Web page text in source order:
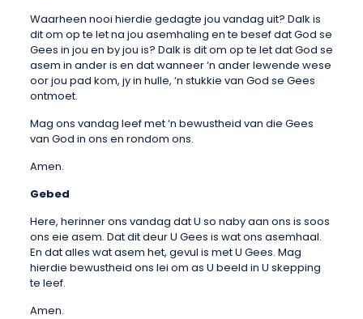
Waarheen nooi hierdie gedagte jou vandag uit? Dalk is
dit om op te let na jou asemhaling en te besef dat God se
Gees in jou en by jou is? Dalk is dit om op te let dat God se
asem in ander is en dat wanneer ‘n ander lewende wese
oor jou pad kom, jy in hulle, ‘n stukkie van God se Gees
ontmoet.
Mag ons vandag leef met ‘n bewustheid van die Gees
van God in ons en rondom ons.
Amen.
Gebed
Here, herinner ons vandag dat U so naby aan ons is soos
ons eie asem. Dat dit deur U Gees is wat ons asemhaal.
En dat alles wat asem het, gevul is met U Gees. Mag
hierdie bewustheid ons lei om as U beeld in U skepping
te leef.
Amen.